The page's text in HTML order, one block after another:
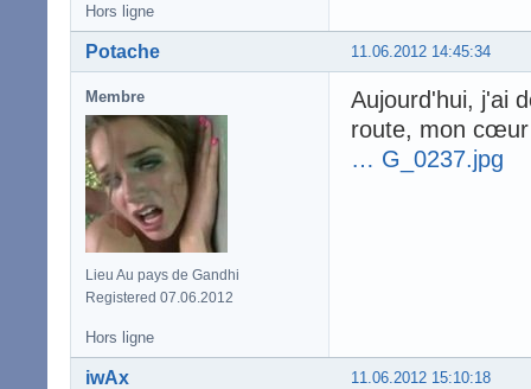
Hors ligne
11.06.2012 14:45:34
Potache
Membre
Lieu Au pays de Gandhi
Registered 07.06.2012
Aujourd'hui, j'ai
route, mon
… G_0237.jpg
Hors ligne
11.06.2012 15:10:18
iwAx